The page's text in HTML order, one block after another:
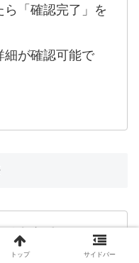
「確認完了」を
細が確認可能で
売方法
トップ サイドバー